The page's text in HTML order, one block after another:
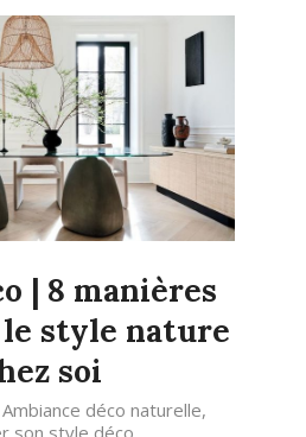
| 8 manières
le style nature
soi
Ambiance déco naturelle,